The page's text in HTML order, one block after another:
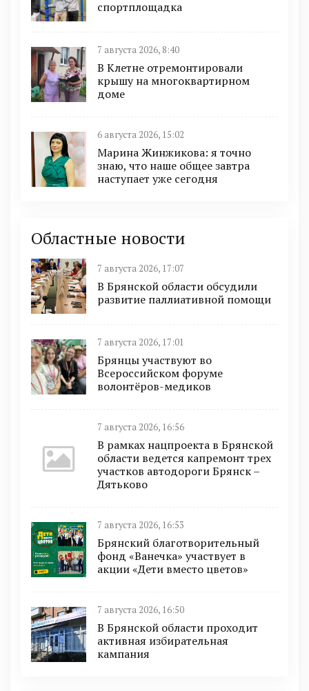
спортплощадка
7 августа 2026, 8:40
В Клетне отремонтировали
крышу на многоквартирном
доме
6 августа 2026, 15:02
Марина Жинжикова: я точно
знаю, что наше общее завтра
наступает уже сегодня
Областные новости
7 августа 2026, 17:07
В Брянской области обсудили
развитие паллиативной помощи
7 августа 2026, 17:01
Брянцы участвуют во
Всероссийском форуме
волонтёров-медиков
7 августа 2026, 16:56
В рамках нацпроекта в Брянской
области ведется капремонт трех
участков автодороги Брянск –
Дятьково
7 августа 2026, 16:53
Брянский благотворительный
фонд «Ванечка» участвует в
акции «Дети вместо цветов»
7 августа 2026, 16:50
В Брянской области проходит
активная избирательная
кампания